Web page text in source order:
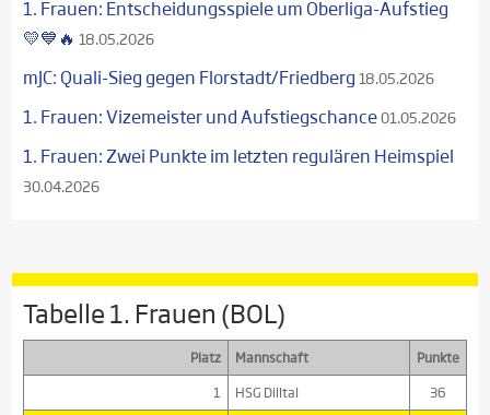
1. Frauen: Entscheidungsspiele um Oberliga-Aufstieg
💛💙🔥 18.05.2026
mJC: Quali-Sieg gegen Florstadt/Friedberg 18.05.2026
1. Frauen: Vizemeister und Aufstiegschance01.05.2026
1. Frauen: Zwei Punkte im letzten regulären Heimspiel
30.04.2026
Tabelle 1. Frauen (BOL)
Platz Mannschaft
Punkte
1
HSG Dilltal
36